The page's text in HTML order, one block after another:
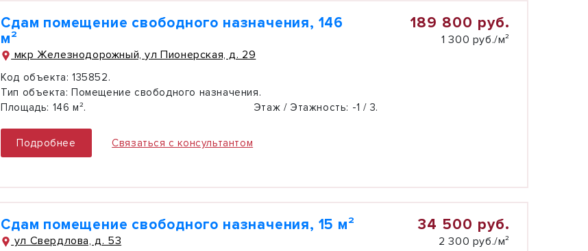
Сдам помещение свободного назначения, 146
м²
мкр Железнодорожный, ул Пионерская, д. 29
189 800 руб.
1 300 руб./м²
Код объекта: 135852.
Тип объекта: Помещение свободного назначения.
Площадь: 146 м². Этаж / Этажность: -1 / 3.
Подробнее Связаться с консультантом
Сдам помещение свободного назначения, 15 м²
ул Свердлова, д. 53
34 500 руб.
2 300 руб./м²